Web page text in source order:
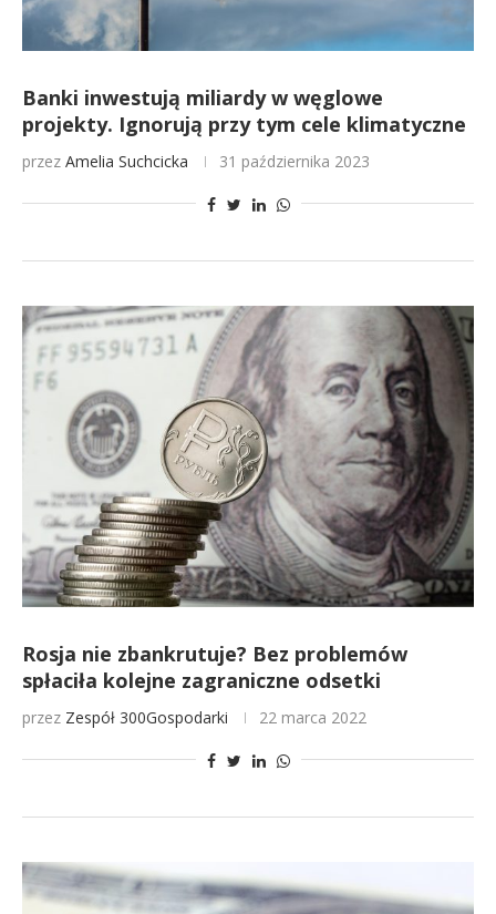
Banki inwestują miliardy w węglowe
projekty. Ignorują przy tym cele klimatyczne
przez Amelia Suchcicka 31 października 2023
Rosja nie zbankrutuje? Bez problemów
spłaciła kolejne zagraniczne odsetki
przez Zespół 300Gospodarki 22 marca 2022